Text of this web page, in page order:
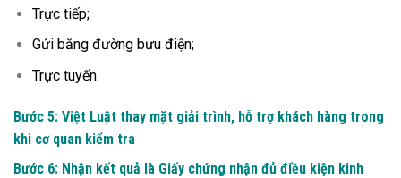
Trực tiếp;
Gửi băng đường bưu điện;
Trực tuyến.
Bước 5: Việt Luật thay mặt giải trình, hỗ trợ khách hàng trong
khi cơ quan kiểm tra
Bước 6: Nhận kết quả là Giấy chứng nhận đủ điều kiện kinh